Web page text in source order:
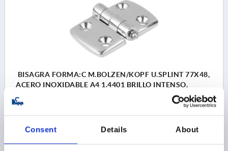
Consent Details About
BISAGRA FORMA:C M.BOLZEN/KOPF U.SPLINT 77X48,
ACERO INOXIDABLE A4 1.4401 BRILLO INTENSO,
COMP:ACERO INOXIDABLE ACABADO NATURAL,
A1=22,5, A2=22,5, A3=38,5, A4=38,5
FORMA=C
MODELO DE FORMA=CON PERNO/ CABEZA Y ALBURA